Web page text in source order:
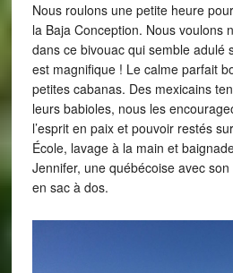
Nous roulons une petite heure
la Baja Conception. Nous voulons
dans ce bivouac qui semble adulé
est magnifique ! Le calme parfait
petites cabanas. Des mexicains
leurs babioles, nous les
l’esprit en paix et pouvoir restés
École, lavage à la main et
Jennifer, une québécoise avec
en sac à dos.